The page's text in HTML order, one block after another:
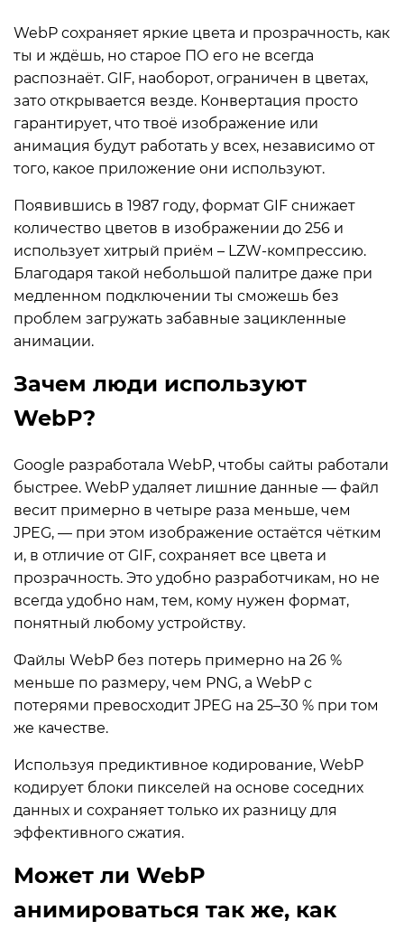
WebP сохраняет яркие цвета и прозрачность, как
ты и ждёшь, но старое ПО его не всегда
распознаёт. GIF, наоборот, ограничен в цветах,
зато открывается везде. Конвертация просто
гарантирует, что твоё изображение или
анимация будут работать у всех, независимо от
того, какое приложение они используют.
Появившись в 1987 году, формат GIF снижает
количество цветов в изображении до 256 и
использует хитрый приём – LZW-компрессию.
Благодаря такой небольшой палитре даже при
медленном подключении ты сможешь без
проблем загружать забавные зацикленные
анимации.
Зачем люди используют
WebP?
Google разработала WebP, чтобы сайты работали
быстрее. WebP удаляет лишние данные — файл
весит примерно в четыре раза меньше, чем
JPEG, — при этом изображение остаётся чётким
и, в отличие от GIF, сохраняет все цвета и
прозрачность. Это удобно разработчикам, но не
всегда удобно нам, тем, кому нужен формат,
понятный любому устройству.
Файлы WebP без потерь примерно на 26 %
меньше по размеру, чем PNG, а WebP с
потерями превосходит JPEG на 25–30 % при том
же качестве.
Используя предиктивное кодирование, WebP
кодирует блоки пикселей на основе соседних
данных и сохраняет только их разницу для
эффективного сжатия.
Может ли WebP
анимироваться так же, как